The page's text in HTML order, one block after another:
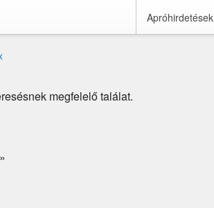
Apróhirdetések
megfelelő találat.
»